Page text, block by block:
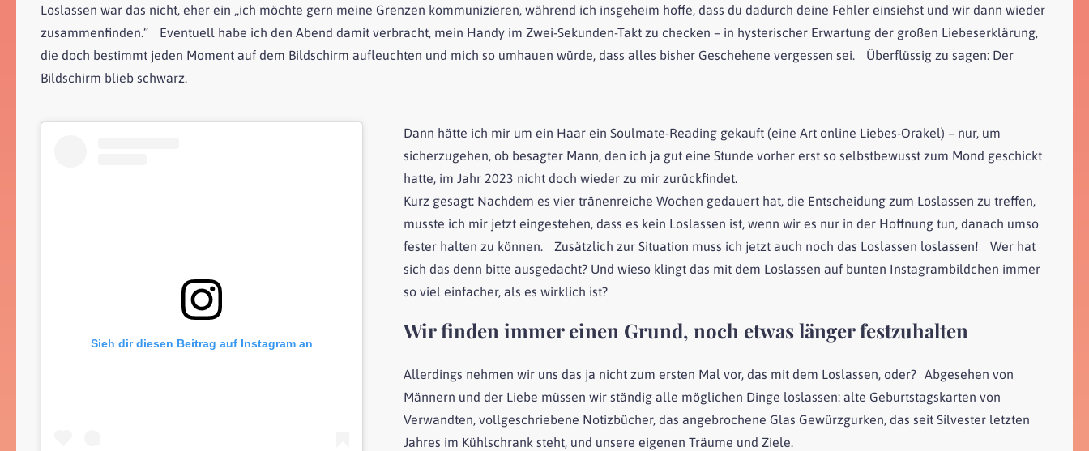
Loslassen war das nicht, eher ein „ich möchte gern meine Grenzen kommunizieren, während ich insgeheim hoffe, dass du dadurch deine Fehler einsiehst und wir dann wieder
zusammenfinden.“ Eventuell habe ich den Abend damit verbracht, mein Handy im Zwei-Sekunden-Takt zu checken – in hysterischer Erwartung der großen Liebeserklärung,
die doch bestimmt jeden Moment auf dem Bildschirm aufleuchten und mich so umhauen würde, dass alles bisher Geschehene vergessen sei. Überflüssig zu sagen: Der
Bildschirm blieb schwarz.
Sieh dir diesen Beitrag auf Instagram an
Dann hätte ich mir um ein Haar ein Soulmate-Reading gekauft (eine Art online Liebes-Orakel) – nur, um
sicherzugehen, ob besagter Mann, den ich ja gut eine Stunde vorher erst so selbstbewusst zum Mond geschickt
hatte, im Jahr 2023 nicht doch wieder zu mir zurückfindet.
Kurz gesagt: Nachdem es vier tränenreiche Wochen gedauert hat, die Entscheidung zum Loslassen zu treffen,
musste ich mir jetzt eingestehen, dass es kein Loslassen ist, wenn wir es nur in der Hoffnung tun, danach umso
fester halten zu können. Zusätzlich zur Situation muss ich jetzt auch noch das Loslassen loslassen! Wer hat
sich das denn bitte ausgedacht? Und wieso klingt das mit dem Loslassen auf bunten Instagrambildchen immer
so viel einfacher, als es wirklich ist?
Wir finden immer einen Grund, noch etwas länger festzuhalten
Allerdings nehmen wir uns das ja nicht zum ersten Mal vor, das mit dem Loslassen, oder? Abgesehen von
Männern und der Liebe müssen wir ständig alle möglichen Dinge loslassen: alte Geburtstagskarten von
Verwandten, vollgeschriebene Notizbücher, das angebrochene Glas Gewürzgurken, das seit Silvester letzten
Jahres im Kühlschrank steht, und unsere eigenen Träume und Ziele.